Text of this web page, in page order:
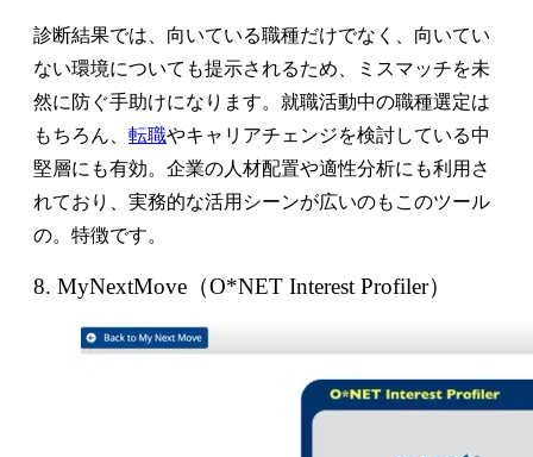
診断結果では、向いている職種だけでなく、向いてい
ない環境についても提示されるため、ミスマッチを未
然に防ぐ手助けになります。就職活動中の職種選定は
もちろん、 転職やキャリアチェンジを検討している中
堅層にも有効。企業の人材配置や適性分析にも利用さ
れており、実務的な活用シーンが広いのもこのツール
の。特徴です。
8. MyNextMove（O*NET Interest Profiler）